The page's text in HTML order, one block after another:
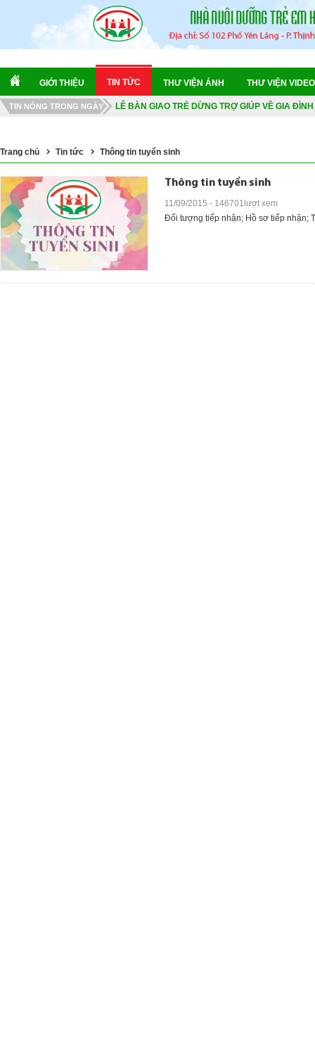
GIỚI THIỆU TIN TỨC THƯ VIỆN ẢNH THƯ VIỆN VIDEO
TIN NÓNG TRONG NGÀY
CHUYẾN TÀU DI SẢN "ĐẶC BIỆT" - HÀNH
NGÀY HỘI VĂN HÓA THỂ THAO 2026
KIỂM TRA SỨC KHỎE TỔNG QUÁT 2026
LỄ BÀN GIAO TRẺ DỪNG TRỢ GIÚP VỀ GIA
MÙA HÈ TRỞ LẠI 2026
NGÀY HỘI VĂN HÓA THỂ THAO 2026
Trang chủ Tin tức Thông tin tuyển sinh
Thông tin tuyển sinh
11/09/2015 - 146701lượt xem
Đối tượng tiếp nhận; Hồ sơ tiếp nhận;